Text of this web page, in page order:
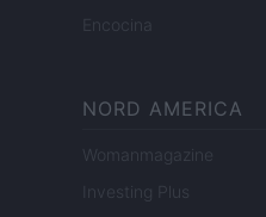
Encocina
NORD AMERICA
Womanmagazine
Investing Plus